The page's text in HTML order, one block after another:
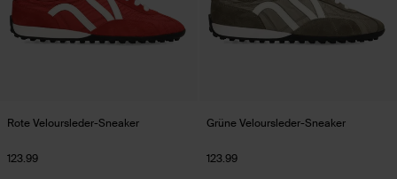
Rote Veloursleder-Sneaker
123.99
Grüne Veloursleder-Sneaker
123.99